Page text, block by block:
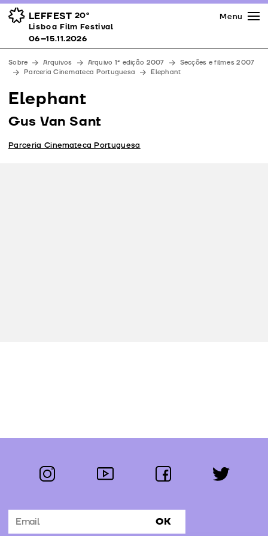
LEFFEST 20º
Lisboa Film Festival 06–15.11.2026
Prémios
Espaços
Apoios
Equipa
Downloads
Contactos
Menu
Lisboa Film Festival
06–15.11.2026
Sobre Arquivos Arquivo 1ª edição 2007
Secções e filmes 2007
Parceria Cinemateca Portuguesa
Elephant
Elephant
Gus Van Sant
Parceria Cinemateca Portuguesa
Segue-nos:
instagram youtube facebook twitter
Subscrever Newsletter OK